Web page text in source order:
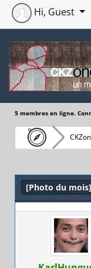
Hi, Guest
5 membres en ligne.
[Photo du